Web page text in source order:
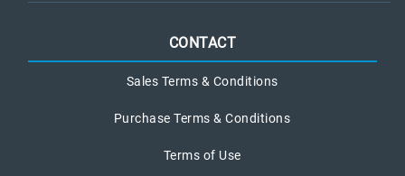
CONTACT
Sales Terms & Conditions
Purchase Terms & Conditions
Terms of Use